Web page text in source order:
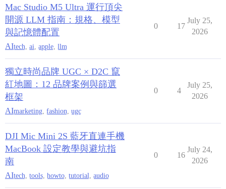
Mac Studio M5 Ultra 運行頂尖
開源 LLM 指南：規格、模型
與記憶體配置
AItech ai apple llm
0 17
July 25,
2026
獨立時尚品牌 UGC × D2C 竄
紅地圖：12 品牌案例與篩選
框架
AImarketing fashion ugc
0 4
July 25,
2026
DJI Mic Mini 2S 藍牙直連手機
MacBook 設定教學與避坑指
南
AItech tools howto tutorial audio
0 16
July 24,
2026